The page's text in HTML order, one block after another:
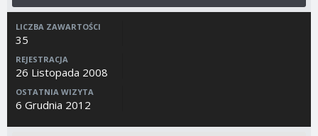
LICZBA ZAWARTOŚCI
35
REJESTRACJA
26 Listopada 2008
OSTATNIA WIZYTA
6 Grudnia 2012